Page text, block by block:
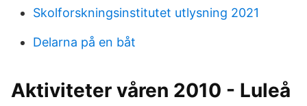
Skolforskningsinstitutet utlysning 2021
Delarna på en båt
Aktiviteter våren 2010 - Luleå